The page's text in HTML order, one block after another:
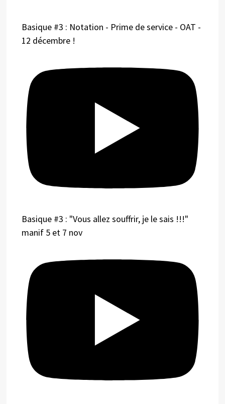
Basique #3 : Notation - Prime de service - OAT -
12 décembre !
Basique #3 : "Vous allez souffrir, je le sais !!!"
manif 5 et 7 nov